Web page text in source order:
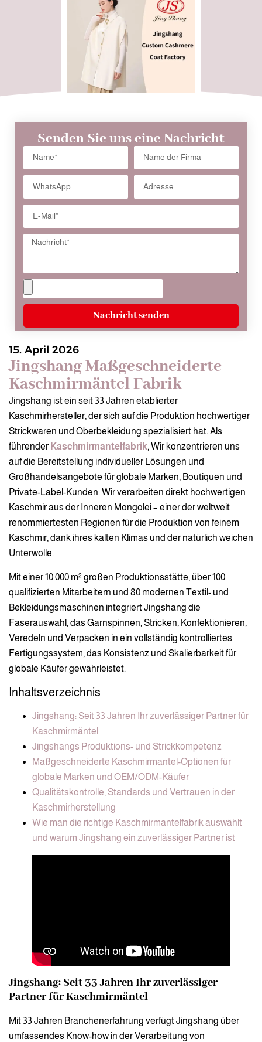
Senden Sie uns eine Nachricht
Nachricht senden
15. April 2026
Jingshang Maßgeschneiderte
Kaschmirmäntel Fabrik
Jingshang ist ein seit 33 Jahren etablierter
Kaschmirhersteller, der sich auf die Produktion hochwertiger
Strickwaren und Oberbekleidung spezialisiert hat. Als
führender Kaschmirmantelfabrik, Wir konzentrieren uns
auf die Bereitstellung individueller Lösungen und
Großhandelsangebote für globale Marken, Boutiquen und
Private-Label-Kunden. Wir verarbeiten direkt hochwertigen
Kaschmir aus der Inneren Mongolei – einer der weltweit
renommiertesten Regionen für die Produktion von feinem
Kaschmir, dank ihres kalten Klimas und der natürlich weichen
Unterwolle.
Mit einer 10.000 m² großen Produktionsstätte, über 100
qualifizierten Mitarbeitern und 80 modernen Textil- und
Bekleidungsmaschinen integriert Jingshang die
Faserauswahl, das Garnspinnen, Stricken, Konfektionieren,
Veredeln und Verpacken in ein vollständig kontrolliertes
Fertigungssystem, das Konsistenz und Skalierbarkeit für
globale Käufer gewährleistet.
Inhaltsverzeichnis
Jingshang: Seit 33 Jahren Ihr zuverlässiger Partner für
Kaschmirmäntel
Jingshangs Produktions- und Strickkompetenz
Maßgeschneiderte Kaschmirmantel-Optionen für
globale Marken und OEM/ODM-Käufer
Qualitätskontrolle, Standards und Vertrauen in der
Kaschmirherstellung
Wie man die richtige Kaschmirmantelfabrik auswählt
und warum Jingshang ein zuverlässiger Partner ist
Jingshang: Seit 33 Jahren Ihr zuverlässiger
Partner für Kaschmirmäntel
Mit 33 Jahren Branchenerfahrung verfügt Jingshang über
umfassendes Know-how in der Verarbeitung von